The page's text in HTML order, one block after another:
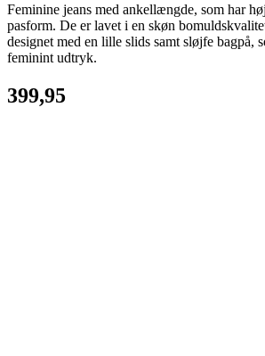
Feminine jeans med ankellængde, som har
pasform. De er lavet i en skøn
designet med en lille slids samt sløjfe bagpå,
feminint udtryk.
399,95